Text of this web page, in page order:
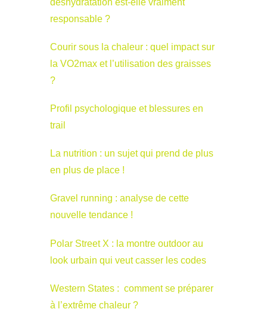
responsable ?
Courir sous la chaleur : quel impact sur
la VO2max et l’utilisation des graisses
?
Profil psychologique et blessures en
trail
La nutrition : un sujet qui prend de plus
en plus de place !
Gravel running : analyse de cette
nouvelle tendance !
Polar Street X : la montre outdoor au
look urbain qui veut casser les codes
Western States : comment se préparer
à l’extrême chaleur ?